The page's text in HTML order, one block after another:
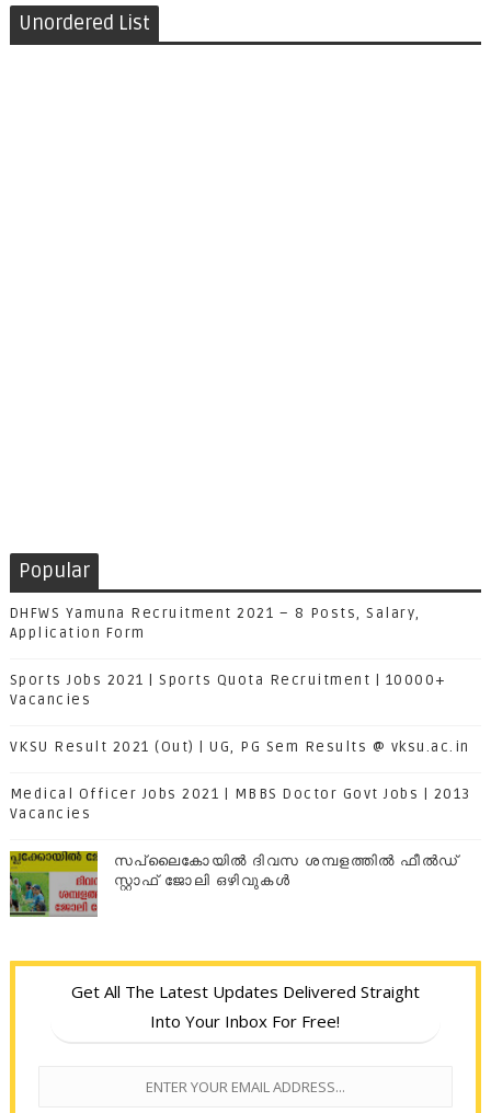
Unordered List
Popular
DHFWS Yamuna Recruitment 2021 – 8 Posts, Salary,
Application Form
Sports Jobs 2021 | Sports Quota Recruitment | 10000+
Vacancies
VKSU Result 2021 (Out) | UG, PG Sem Results @ vksu.ac.in
Medical Officer Jobs 2021 | MBBS Doctor Govt Jobs | 2013
Vacancies
സപ്ലൈകോയില്‍ ദിവസ ശമ്പളത്തിൽ ഫീല്‍ഡ്
സ്റ്റാഫ് ജോലി ഒഴിവുകൾ
Get All The Latest Updates Delivered Straight
Into Your Inbox For Free!